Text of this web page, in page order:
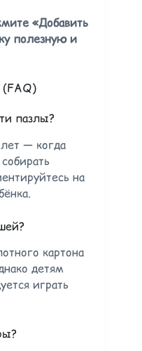
«Добавить
полезную и
(FAQ)
пазлы?
— когда
на
картона
детям
играть